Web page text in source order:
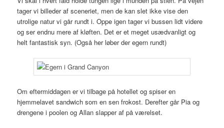
tager vi billeder af sceneriet, men de kan slet ikke vise den
utrolige natur vi går rundt i. Oppe igen tager vi bussen lidt videre
og ser endnu mere af kløften. Det er et meget usædvanligt og
helt fantastisk syn. (Også her løber der egern rundt)
Om eftermiddagen er vi tilbage på hotellet og spiser en
hjemmelavet sandwich som en sen frokost. Derefter går Pia og
drengene i poolen og Allan slapper af på værelset.